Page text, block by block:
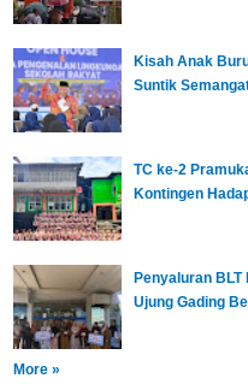
Kisah Anak
Suntik
TC ke-2
Kontingen
Penyaluran
Ujung Gading
More »